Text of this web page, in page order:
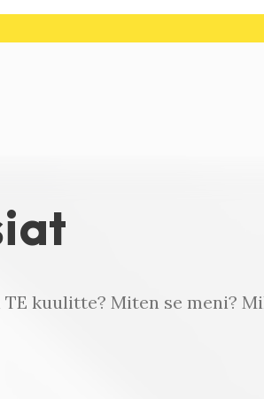
kuulitte? Miten se meni?